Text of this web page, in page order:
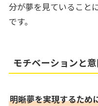
分が夢を見ていること
です。
モチベーションと
明晰夢を実現するため